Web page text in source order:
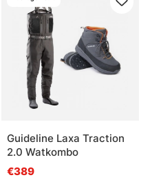
Guideline Laxa Traction
2.0 Watkombo
€389